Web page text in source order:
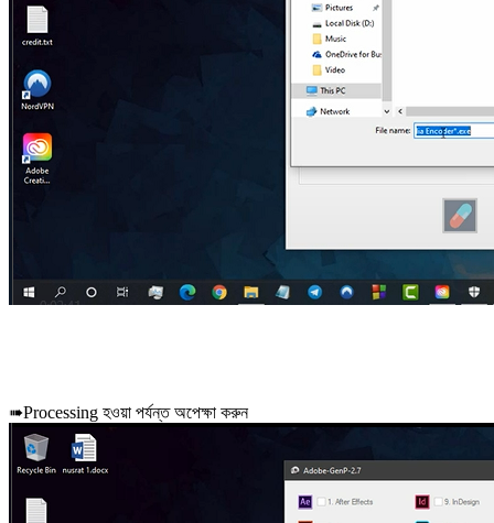
➠Processing হওয়া পর্যন্ত অপেক্ষা করুন